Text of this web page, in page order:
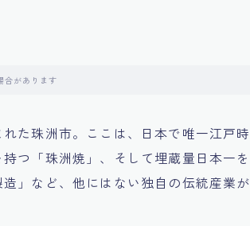
合があります
た珠洲市。ここは、日本で唯一江戸時
つ「珠洲焼」、そして埋蔵量日本一を
」など、他にはない独自の伝統産業が